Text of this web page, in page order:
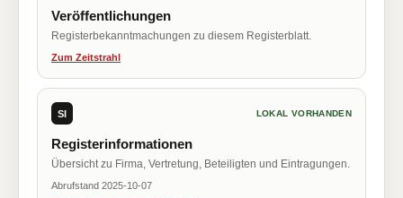
Veröffentlichungen
Registerbekanntmachungen zu diesem Registerblatt.
Zum Zeitstrahl
SI LOKAL VORHANDEN
Registerinformationen
Übersicht zu Firma, Vertretung, Beteiligten und Eintragungen.
Abrufstand 2025-10-07